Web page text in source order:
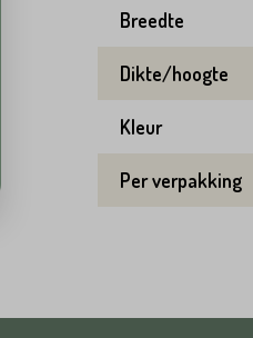
Breedte
Dikte/hoogte
Kleur
Per verpakking